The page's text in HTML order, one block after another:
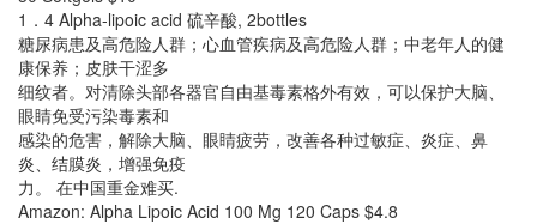
1．4 Alpha-lipoic acid 硫辛酸, 2bottles
糖尿病患及高危险人群；心血管疾病及高危险人群；中老年人的健
康保养；皮肤干涩多
细纹者。对清除头部各器官自由基毒素格外有效，可以保护大脑、
眼睛免受污染毒素和
感染的危害，解除大脑、眼睛疲劳，改善各种过敏症、炎症、鼻
炎、结膜炎，增强免疫
力。 在中国重金难买.
Amazon: Alpha Lipoic Acid 100 Mg 120 Caps $4.8